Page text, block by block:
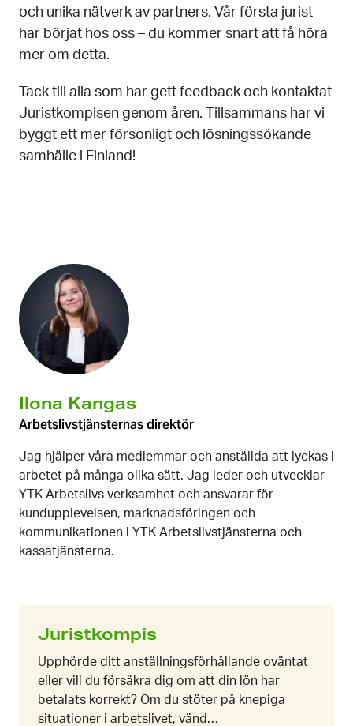
och unika nätverk av partners. Vår första jurist
har börjat hos oss – du kommer snart att få höra
mer om detta.
Tack till alla som har gett feedback och kontaktat
Juristkompisen genom åren. Tillsammans har vi
byggt ett mer försonligt och lösningssökande
samhälle i Finland!
Ilona Kangas
Arbetslivstjänsternas direktör
Jag hjälper våra medlemmar och anställda att lyckas i
arbetet på många olika sätt. Jag leder och utvecklar
YTK Arbetslivs verksamhet och ansvarar för
kundupplevelsen, marknadsföringen och
kommunikationen i YTK Arbetslivstjänsterna och
kassatjänsterna.
Juristkompis
Upphörde ditt anställningsförhållande oväntat
eller vill du försäkra dig om att din lön har
betalats korrekt? Om du stöter på knepiga
situationer i arbetslivet, vänd…